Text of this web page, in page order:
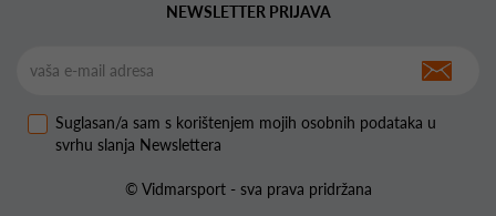
NEWSLETTER PRIJAVA
Suglasan/a sam s korištenjem mojih osobnih podataka u
svrhu slanja Newslettera
© Vidmarsport - sva prava pridržana